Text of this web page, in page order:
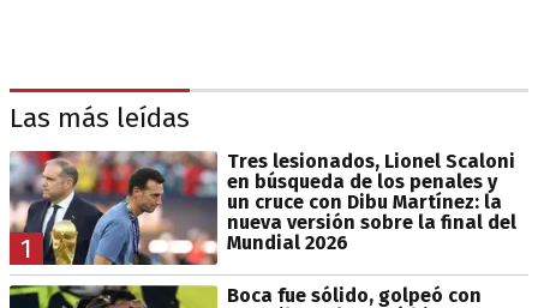
Las más leídas
1
Tres lesionados, Lionel Scaloni
en búsqueda de los penales y
un cruce con Dibu Martínez: la
nueva versión sobre la final del
Mundial 2026
Boca fue sólido, golpeó con